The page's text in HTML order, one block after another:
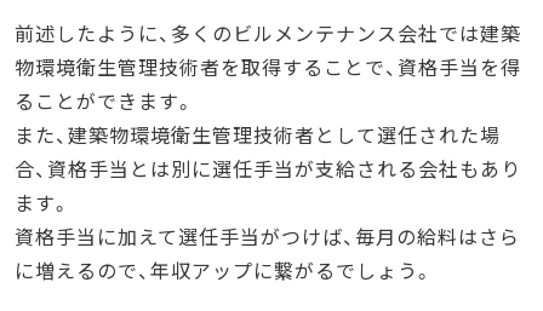
前述したように、多くのビルメンテナンス会社では建築
物環境衛生管理技術者を取得することで、資格手当を得
ることができます。
また、建築物環境衛生管理技術者として選任された場
合、資格手当とは別に選任手当が支給される会社もあり
ます。
資格手当に加えて選任手当がつけば、毎月の給料はさら
に増えるので、年収アップに繋がるでしょう。